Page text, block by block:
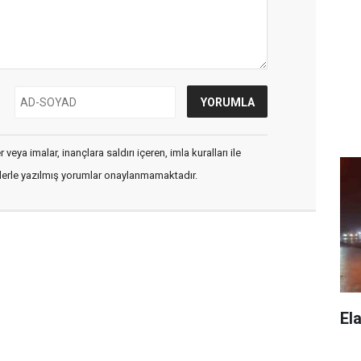
imalar, inançlara saldırı içeren, imla kuralları ile
yazılmış yorumlar onaylanmamaktadır.